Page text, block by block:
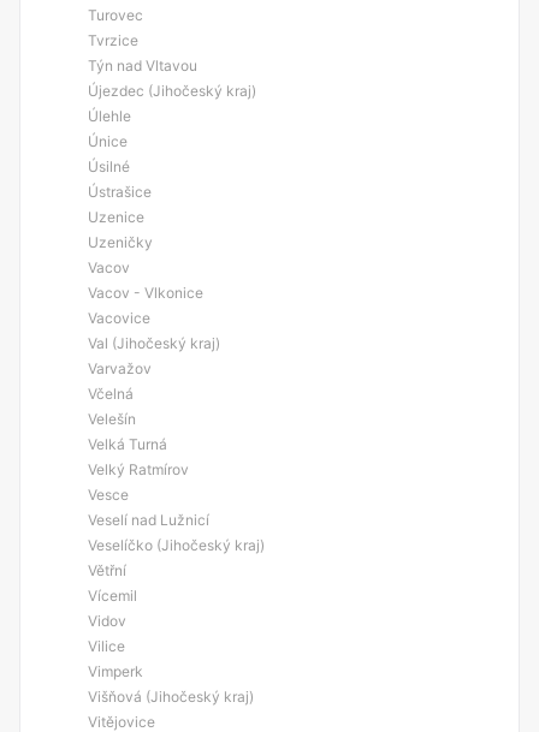
Turovec
Tvrzice
Týn nad Vltavou
Újezdec (Jihočeský kraj)
Úlehle
Únice
Úsilné
Ústrašice
Uzenice
Uzeničky
Vacov
Vacov - Vlkonice
Vacovice
Val (Jihočeský kraj)
Varvažov
Včelná
Velešín
Velká Turná
Velký Ratmírov
Vesce
Veselí nad Lužnicí
Veselíčko (Jihočeský kraj)
Větřní
Vícemil
Vidov
Vilice
Vimperk
Višňová (Jihočeský kraj)
Vitějovice